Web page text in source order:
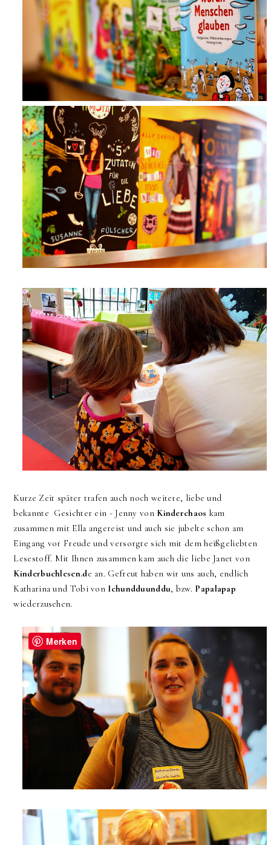
Kurze Zeit später trafen auch noch weitere, liebe und
bekannte Gesichter ein - Jenny von Kinderchaos kam
zusammen mit Ella angereist und auch sie jubelte schon am
Eingang vor Freude und versorgte sich mit dem heißgeliebten
Lesestoff. Mit Ihnen zusammen kam auch die liebe Janet von
Kinderbuchlesen.de an. Gefreut haben wir uns auch, endlich
Katharina und Tobi von Ichundduunddu, bzw. Papalapap
wiederzusehen.
Merken